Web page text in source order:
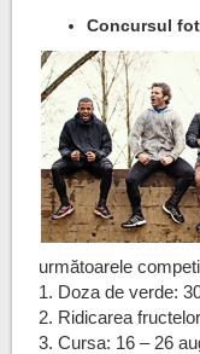
Concursul
următoarele
1. Doza de verde:
2. Ridicarea
3. Cursa: 16 – 26